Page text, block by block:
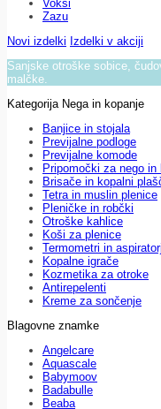
Voksi
Zazu
Novi izdelki Izdelki v akciji
Sanjske otroške sobice,
malčke.
Kategorija Nega in kopanje
Banjice in stojala
Previjalne podloge
Previjalne komode
Pripomočki za nego in
Brisače in kopalni
Tetra in muslin plenice
Pleničke in robčki
Otroške kahlice
Koši za plenice
Termometri in
Kopalne igrače
Kozmetika za otroke
Antirepelenti
Kreme za sončenje
Blagovne znamke
Angelcare
Aquascale
Babymoov
Badabulle
Beaba